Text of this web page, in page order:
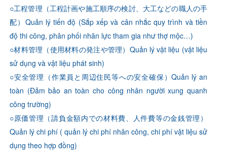
○工程管理（工程計画や施工順序の検討、大工などの職人の手
配）Quản lý tiến độ (Sắp xếp và cân nhắc quy trình và tiền
độ thi công, phân phối nhân lực tham gia như thợ mộc…)
○材料管理（使用材料の発注や管理）Quản lý vật liệu (vật liệu
sử dụng và vật liệu phát sinh)
○安全管理（作業員と周辺住民等への安全確保）Quản lý an
toàn (Đảm bảo an toàn cho công nhân người xung quanh
công trường)
○原価管理（請負金額内での材料費、人件費等の金銭管理）
Quản lý chi phí ( quản lý chi phí nhân công, chi phí vật liệu sử
dụng theo hợp đồng)